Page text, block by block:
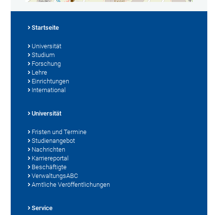
Startseite
Universität
Studium
Forschung
Lehre
Einrichtungen
International
Universität
Fristen und Termine
Studienangebot
Nachrichten
Karriereportal
Beschäftigte
VerwaltungsABC
Amtliche Veröffentlichungen
Service